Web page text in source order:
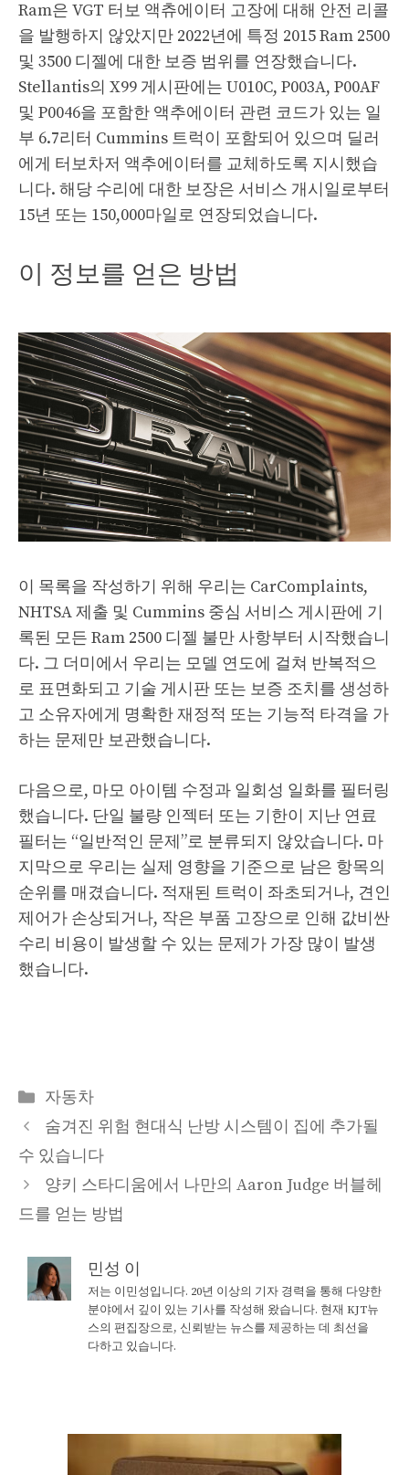
Ram은 VGT 터보 액츄에이터 고장에 대해 안전 리콜
을 발행하지 않았지만 2022년에 특정 2015 Ram 2500
및 3500 디젤에 대한 보증 범위를 연장했습니다.
Stellantis의 X99 게시판에는 U010C, P003A, P00AF
및 P0046을 포함한 액추에이터 관련 코드가 있는 일
부 6.7리터 Cummins 트럭이 포함되어 있으며 딜러
에게 터보차저 액추에이터를 교체하도록 지시했습
니다. 해당 수리에 대한 보장은 서비스 개시일로부터
15년 또는 150,000마일로 연장되었습니다.
이 정보를 얻은 방법
이 목록을 작성하기 위해 우리는 CarComplaints,
NHTSA 제출 및 Cummins 중심 서비스 게시판에 기
록된 모든 Ram 2500 디젤 불만 사항부터 시작했습니
다. 그 더미에서 우리는 모델 연도에 걸쳐 반복적으
로 표면화되고 기술 게시판 또는 보증 조치를 생성하
고 소유자에게 명확한 재정적 또는 기능적 타격을 가
하는 문제만 보관했습니다.
다음으로, 마모 아이템 수정과 일회성 일화를 필터링
했습니다. 단일 불량 인젝터 또는 기한이 지난 연료
필터는 “일반적인 문제”로 분류되지 않았습니다. 마
지막으로 우리는 실제 영향을 기준으로 남은 항목의
순위를 매겼습니다. 적재된 트럭이 좌초되거나, 견인
제어가 손상되거나, 작은 부품 고장으로 인해 값비싼
수리 비용이 발생할 수 있는 문제가 가장 많이 발생
했습니다.
Categories
자동차
숨겨진 위험 현대식 난방 시스템이 집에 추가될
수 있습니다
양키 스타디움에서 나만의 Aaron Judge 버블헤
드를 얻는 방법
민성 이
저는 이민성입니다. 20년 이상의 기자 경력을 통해 다양한
분야에서 깊이 있는 기사를 작성해 왔습니다. 현재 KJT뉴
스의 편집장으로, 신뢰받는 뉴스를 제공하는 데 최선을
다하고 있습니다.